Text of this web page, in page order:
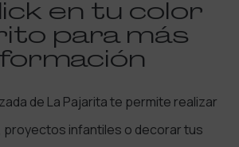
en tu color
para más
de La Pajarita te permite realizar
proyectos infantiles o decorar tus